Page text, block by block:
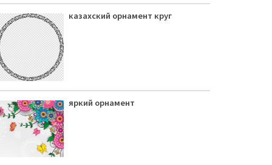
казахский орнамент круг
яркий орнамент